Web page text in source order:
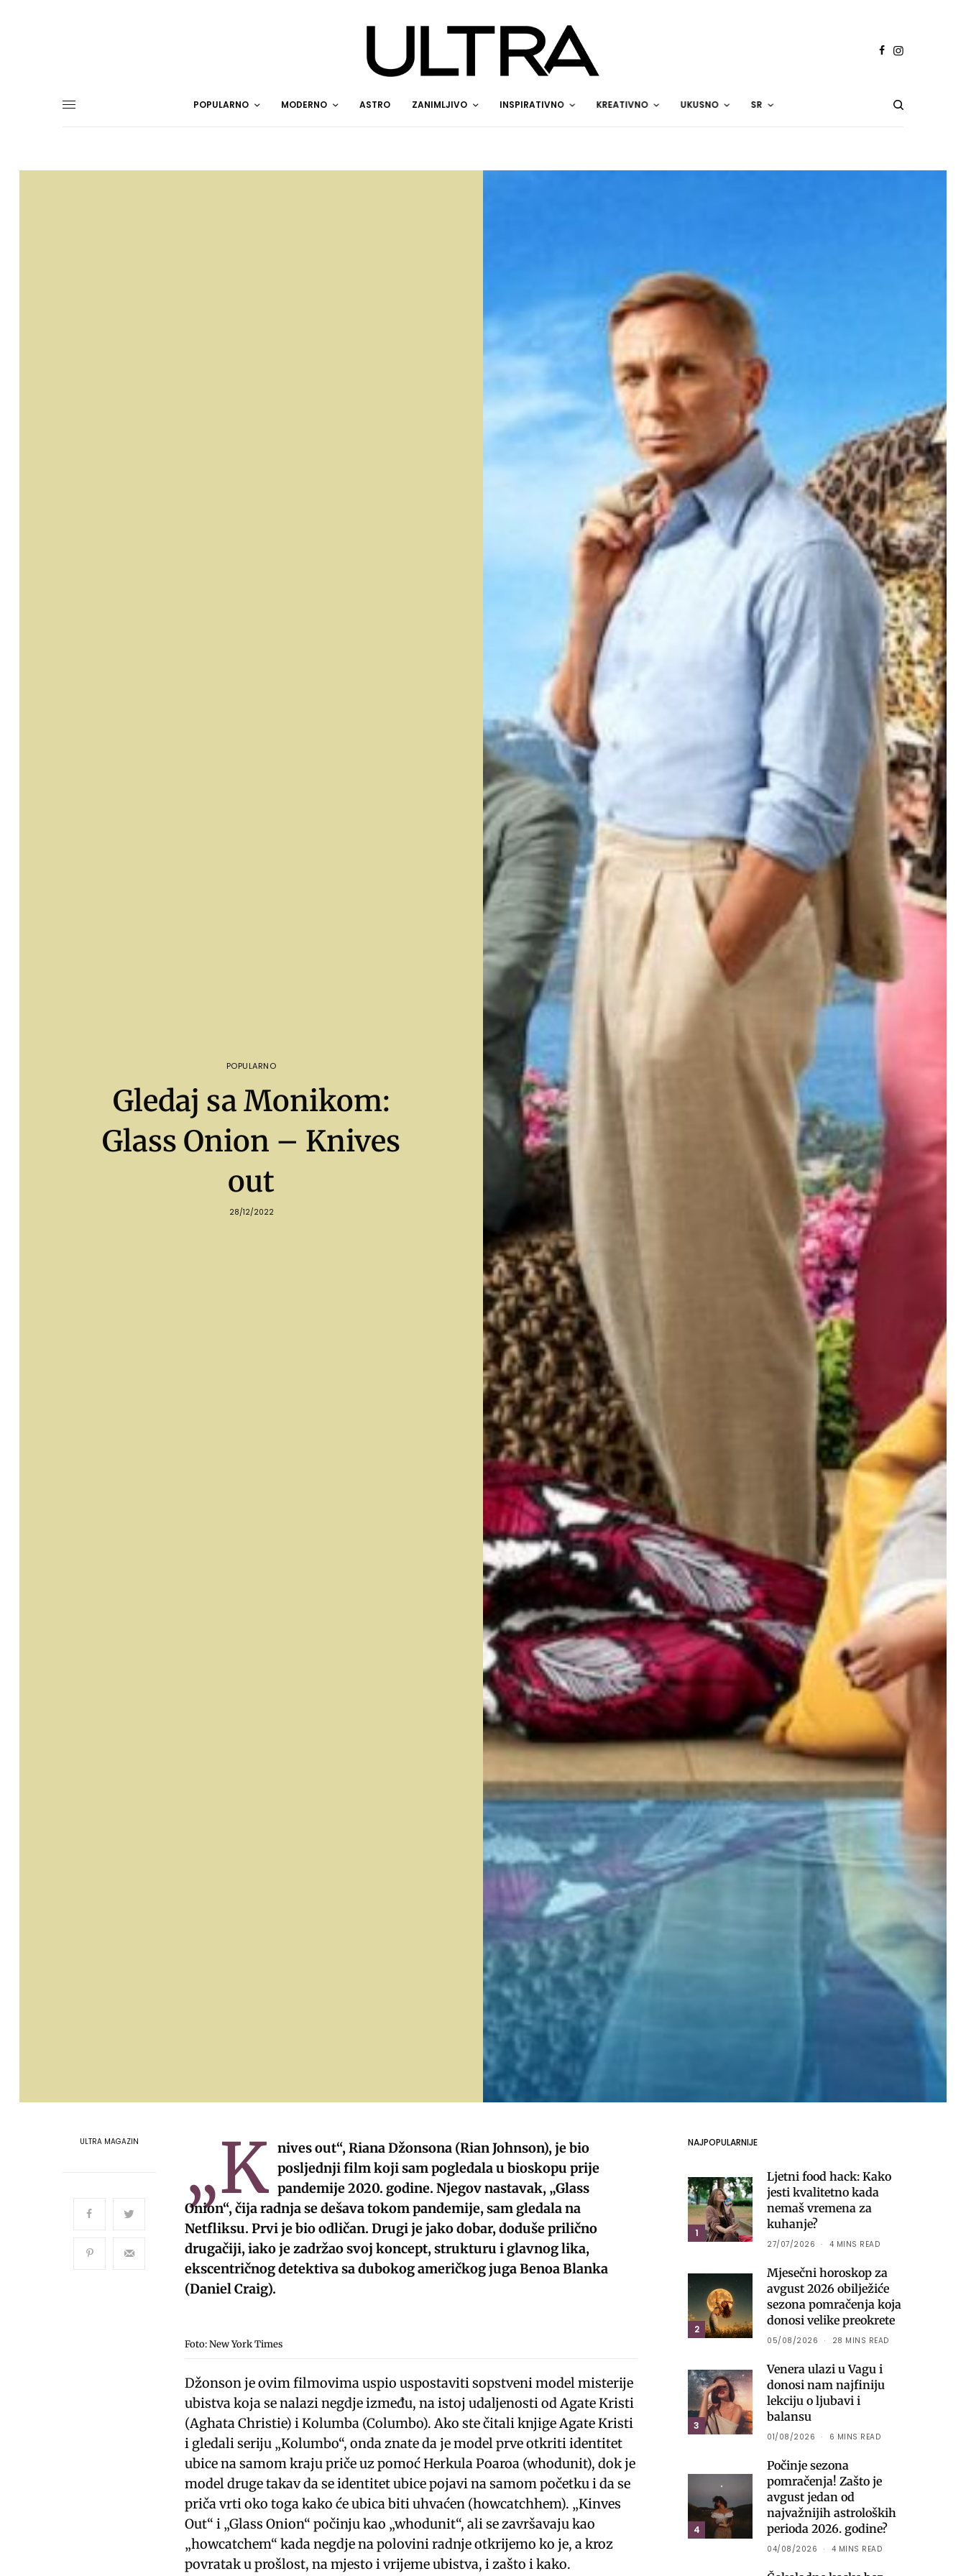
POPULARNO MODERNO ASTRO ZANIMLJIVO INSPIRATIVNO KREATIVNO UKUSNO SR
POPULARNO
Gledaj sa Monikom:
Glass Onion – Knives
out
28/12/2022
ULTRA MAGAZIN „K nives out“, Riana Džonsona (Rian Johnson), je bio
posljednji film koji sam pogledala u bioskopu prije
pandemije 2020. godine. Njegov nastavak, „Glass
Onion“, čija radnja se dešava tokom pandemije, sam gledala na
Netfliksu. Prvi je bio odličan. Drugi je jako dobar, doduše prilično
drugačiji, iako je zadržao svoj koncept, strukturu i glavnog lika,
ekscentričnog detektiva sa dubokog američkog juga Benoa Blanka
(Daniel Craig).
Foto: New York Times
Džonson je ovim filmovima uspio uspostaviti sopstveni model misterije
ubistva koja se nalazi negdje između, na istoj udaljenosti od Agate Kristi
(Aghata Christie) i Kolumba (Columbo). Ako ste čitali knjige Agate Kristi
i gledali seriju „Kolumbo“, onda znate da je model prve otkriti identitet
ubice na samom kraju priče uz pomoć Herkula Poaroa (whodunit), dok je
model druge takav da se identitet ubice pojavi na samom početku i da se
priča vrti oko toga kako će ubica biti uhvaćen (howcatchhem). „Kinves
Out“ i „Glass Onion“ počinju kao „whodunit“, ali se završavaju kao
„howcatchem“ kada negdje na polovini radnje otkrijemo ko je, a kroz
povratak u prošlost, na mjesto i vrijeme ubistva, i zašto i kako.
NAJPOPULARNIJE
1
Ljetni food hack: Kako
jesti kvalitetno kada
nemaš vremena za
kuhanje?
27/07/2026 4 MINS READ
2
Mjesečni horoskop za
avgust 2026 obilježiće
sezona pomračenja koja
donosi velike preokrete
05/08/2026 28 MINS READ
3
Venera ulazi u Vagu i
donosi nam najfiniju
lekciju o ljubavi i
balansu
01/08/2026 6 MINS READ
4
Počinje sezona
pomračenja! Zašto je
avgust jedan od
najvažnijih astroloških
perioda 2026. godine?
04/08/2026 4 MINS READ